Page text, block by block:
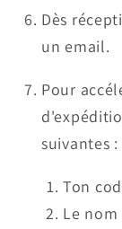
Dès
un email.
Pour
suivantes :
Ton
Le